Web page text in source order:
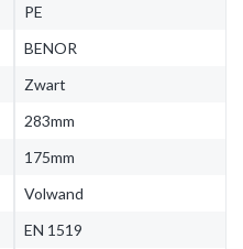
PE
BENOR
Zwart
283mm
175mm
Volwand
EN 1519